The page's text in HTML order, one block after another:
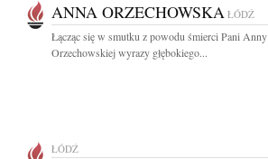
ANNA ORZECHOWSKA ŁÓDŹ
Łącząc się w smutku z powodu śmierci Pani Anny
Orzechowskiej wyrazy głębokiego...
ŁÓDŹ